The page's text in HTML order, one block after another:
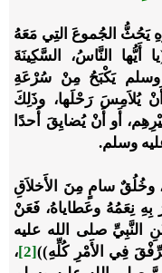
يَحُثُّ الجُموعَ التِي مَعَهُ
يا أَيُّها النَّاسُ، السَّكِينَةَ
وسلم يَكْبَحُ مِنْ سُرْعَةِ
يُلاَمِسَ رَحْلَها، وذَلِكَ
أَو أَنْ يُضايِقَ أَحدًا
وسلم.
وخُلُقٌ سامٍ مِنَ الأَخلاَقِ
بِهِ نِعَمُهُ وعَطاياهُ، فَعَنْ
النَّبِيِّ صلى الله عليه
فِي الأَمْرِ كُلِّهِ))
[2]
،